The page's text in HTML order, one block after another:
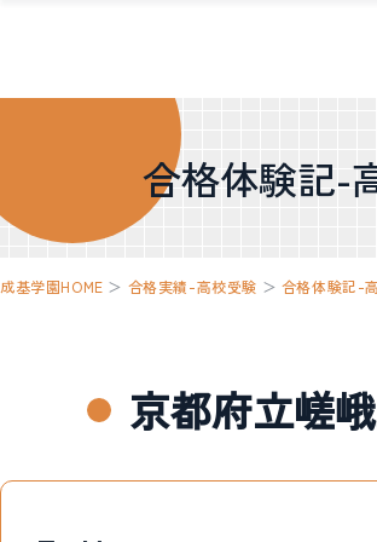
合格体験記-
成基学園HOME ＞ 合格実績-高校受験 ＞ 合格体験記-
京都府立嵯